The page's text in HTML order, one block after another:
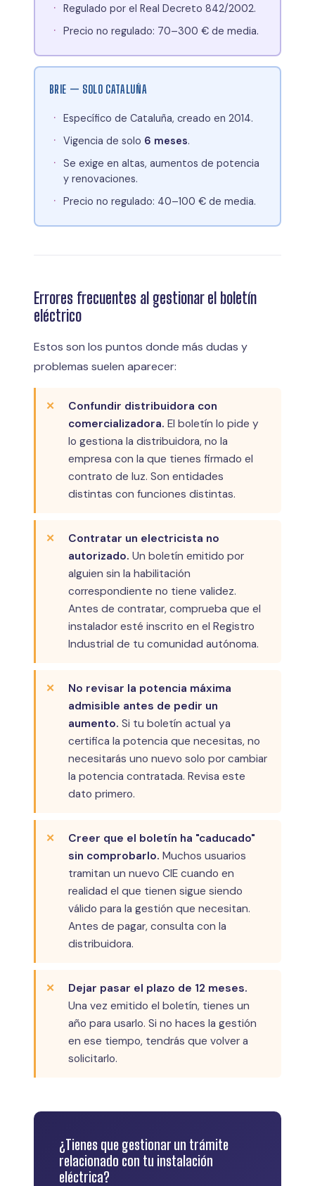
Regulado por el Real Decreto 842/2002.
Precio no regulado: 70–300 € de media.
BRIE — SOLO CATALUÑA
Específico de Cataluña, creado en 2014.
Vigencia de solo 6 meses.
Se exige en altas, aumentos de potencia
y renovaciones.
Precio no regulado: 40–100 € de media.
Errores frecuentes al gestionar el boletín
eléctrico
Estos son los puntos donde más dudas y
problemas suelen aparecer:
Confundir distribuidora con
comercializadora. El boletín lo pide y
lo gestiona la distribuidora, no la
empresa con la que tienes firmado el
contrato de luz. Son entidades
distintas con funciones distintas.
Contratar un electricista no
autorizado. Un boletín emitido por
alguien sin la habilitación
correspondiente no tiene validez.
Antes de contratar, comprueba que el
instalador esté inscrito en el Registro
Industrial de tu comunidad autónoma.
No revisar la potencia máxima
admisible antes de pedir un
aumento. Si tu boletín actual ya
certifica la potencia que necesitas, no
necesitarás uno nuevo solo por cambiar
la potencia contratada. Revisa este
dato primero.
Creer que el boletín ha "caducado"
sin comprobarlo. Muchos usuarios
tramitan un nuevo CIE cuando en
realidad el que tienen sigue siendo
válido para la gestión que necesitan.
Antes de pagar, consulta con la
distribuidora.
Dejar pasar el plazo de 12 meses.
Una vez emitido el boletín, tienes un
año para usarlo. Si no haces la gestión
en ese tiempo, tendrás que volver a
solicitarlo.
¿Tienes que gestionar un trámite
relacionado con tu instalación
eléctrica?